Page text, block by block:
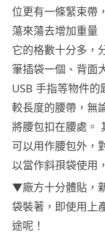
位更有一條緊束帶
蕩來蕩去增加重量
它的格數十分多，
筆插袋一個、背面
USB 手指等物件
較長度的腰帶，無
將腰包扣在腰處。
可以用作腰包外，
以當作斜孭袋使用
▼廠方十分體貼，
袋裝著，即使用上
途呢！